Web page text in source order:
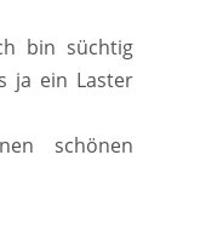
bin süchtig
ja ein Laster
schönen